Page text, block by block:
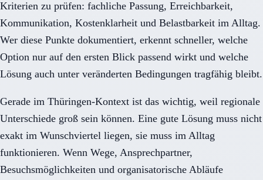
Kriterien zu prüfen: fachliche Passung, Erreichbarkeit,
Kommunikation, Kostenklarheit und Belastbarkeit im Alltag.
Wer diese Punkte dokumentiert, erkennt schneller, welche
Option nur auf den ersten Blick passend wirkt und welche
Lösung auch unter veränderten Bedingungen tragfähig bleibt.
Gerade im Thüringen-Kontext ist das wichtig, weil regionale
Unterschiede groß sein können. Eine gute Lösung muss nicht
exakt im Wunschviertel liegen, sie muss im Alltag
funktionieren. Wenn Wege, Ansprechpartner,
Besuchsmöglichkeiten und organisatorische Abläufe